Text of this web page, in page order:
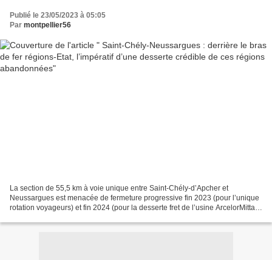
Publié le 23/05/2023 à 05:05
Par montpellier56
La section de 55,5 km à voie unique entre Saint-Chély-d’Apcher et
Neussargues est menacée de fermeture progressive fin 2023 (pour l’unique
rotation voyageurs) et fin 2024 (pour la desserte fret de l’usine ArcelorMittal